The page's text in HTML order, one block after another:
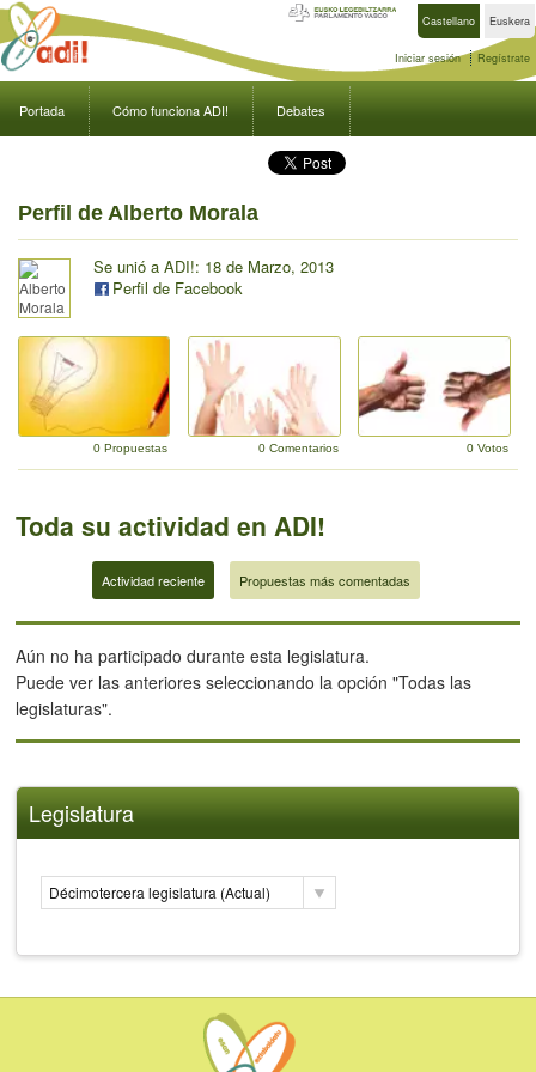
Castellano Euskera
Iniciar sesión Regístrate
Portada Cómo funciona ADI! Debates
Perfil de Alberto Morala
Se unió a ADI!: 18 de Marzo, 2013
Perfil de Facebook
0 Propuestas 0 Comentarios 0 Votos
Toda su actividad en ADI!
Actividad reciente Propuestas más comentadas
Aún no ha participado durante esta legislatura.
Puede ver las anteriores seleccionando la opción "Todas las
legislaturas".
Legislatura
Décimotercera legislatura (Actual)